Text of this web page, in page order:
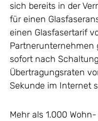
sich bereits in der
für einen
einen Glasfasertarif
Partnerunternehmen
sofort nach
Übertragungsraten
Sekunde im Internet
Mehr als 1.000